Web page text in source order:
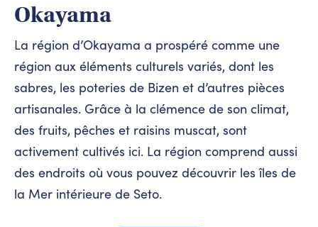
Okayama
La région d’Okayama a prospéré comme une
région aux éléments culturels variés, dont les
sabres, les poteries de Bizen et d’autres pièces
artisanales. Grâce à la clémence de son climat,
des fruits, pêches et raisins muscat, sont
activement cultivés ici. La région comprend aussi
des endroits où vous pouvez découvrir les îles de
la Mer intérieure de Seto.